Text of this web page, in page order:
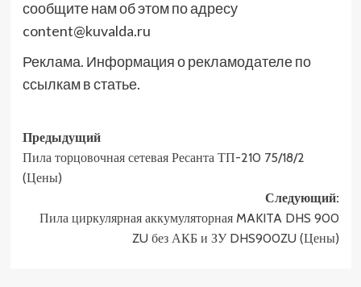
сообщите нам об этом по адресу
content@kuvalda.ru
Реклама. Информация о рекламодателе по
ссылкам в статье.
Навигация
записи
Предыдущий
Пила торцовочная сетевая Ресанта ТП-210 75/18/2
(Цены)
Следующий:
Пила циркулярная аккумуляторная MAKITA DHS 900
ZU без АКБ и ЗУ DHS900ZU (Цены)